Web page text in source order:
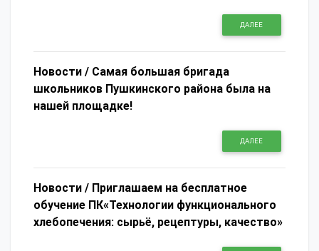
ДАЛЕЕ
Новости / Самая большая бригада
школьников Пушкинского района была на
нашей площадке!
ДАЛЕЕ
Новости / Приглашаем на бесплатное
обучение ПК«Технологии функционального
хлебопечения: сырьё, рецептуры, качество»